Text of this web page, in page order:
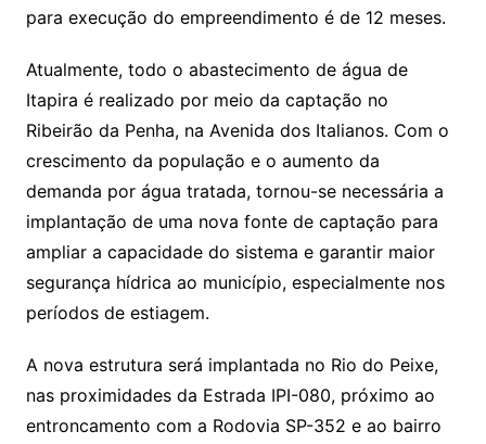
para execução do empreendimento é de 12 meses.
Atualmente, todo o abastecimento de água de
Itapira é realizado por meio da captação no
Ribeirão da Penha, na Avenida dos Italianos. Com o
crescimento da população e o aumento da
demanda por água tratada, tornou-se necessária a
implantação de uma nova fonte de captação para
ampliar a capacidade do sistema e garantir maior
segurança hídrica ao município, especialmente nos
períodos de estiagem.
A nova estrutura será implantada no Rio do Peixe,
nas proximidades da Estrada IPI-080, próximo ao
entroncamento com a Rodovia SP-352 e ao bairro